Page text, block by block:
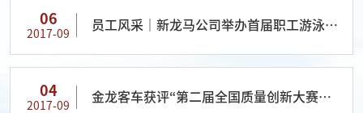
06
2017-09
员工风采｜新龙马公司举办首届职工游泳比
04
2017-09
金龙客车获评“第二届全国质量创新大赛一